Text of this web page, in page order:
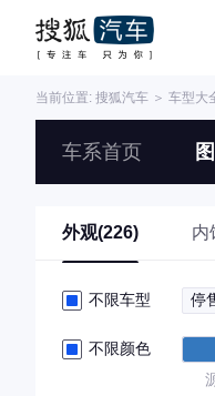
当前位置: 搜狐汽车 ＞ 车型大
车系首页
外观(226) 内
不限车型 停
不限颜色